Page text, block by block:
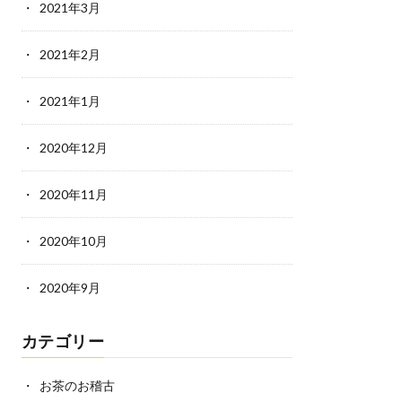
2021年3月
2021年2月
2021年1月
2020年12月
2020年11月
2020年10月
2020年9月
カテゴリー
お茶のお稽古